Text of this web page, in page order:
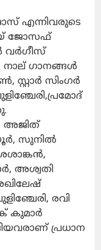
എന്നിവരുടെ
ജോസഫ്
വർഗീസ്
ഗാനങ്ങൾ
സിംഗർ
അജിത്
സുനിൽ
അശ്വതി
രവി
കുമാർ
പ്രധാന